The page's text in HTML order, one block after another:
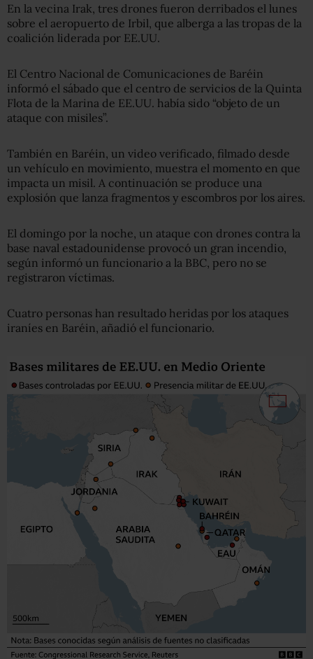
En la vecina Irak, tres drones fueron derribados el lunes
sobre el aeropuerto de Irbil, que alberga a las tropas de la
coalición liderada por EE.UU.
El Centro Nacional de Comunicaciones de Baréin
informó el sábado que el centro de servicios de la Quinta
Flota de la Marina de EE.UU. había sido “objeto de un
ataque con misiles”.
También en Baréin, un video verificado, filmado desde
un vehículo en movimiento, muestra el momento en que
impacta un misil. A continuación se produce una
explosión que lanza fragmentos y escombros por los aires.
El domingo por la noche, un ataque con drones contra la
base naval estadounidense provocó un gran incendio,
según informó un funcionario a la BBC, pero no se
registraron víctimas.
Cuatro personas han resultado heridas por los ataques
iraníes en Baréin, añadió el funcionario.